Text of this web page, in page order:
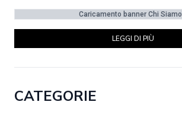
Caricamento banner Chi
LEGGI DI PIÙ
CATEGORIE